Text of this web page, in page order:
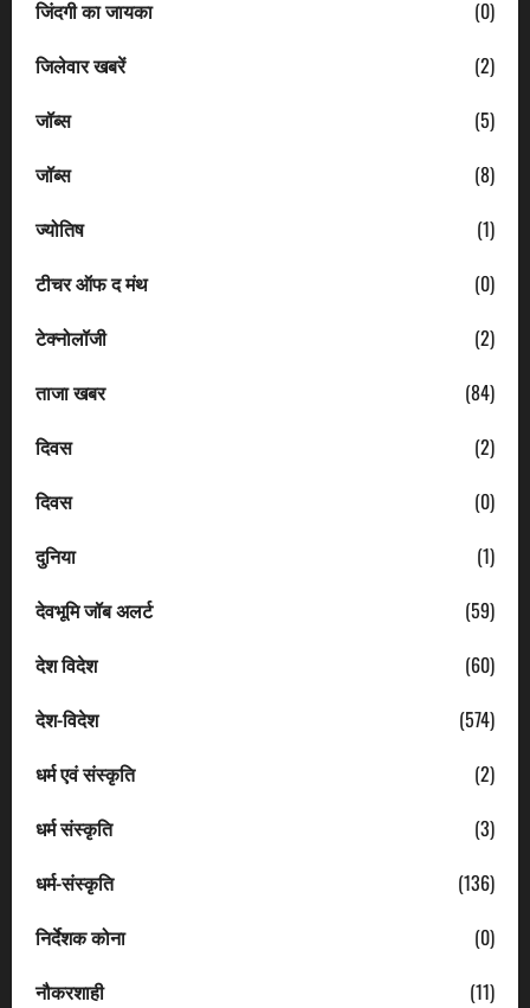
जिंदगी का जायका
(0)
जिलेवार खबरें
(2)
जॉब्स
(5)
जॉब्स
(8)
ज्योतिष
(1)
टीचर ऑफ द मंथ
(0)
टेक्नोलॉजी
(2)
ताजा खबर
(84)
दिवस
(2)
दिवस
(0)
दुनिया
(1)
देवभूमि जॉब अलर्ट
(59)
देश विदेश
(60)
देश-विदेश
(574)
धर्म एवं संस्कृति
(2)
धर्म संस्कृति
(3)
धर्म-संस्कृति
(136)
निर्देशक कोना
(0)
नौकरशाही
(11)